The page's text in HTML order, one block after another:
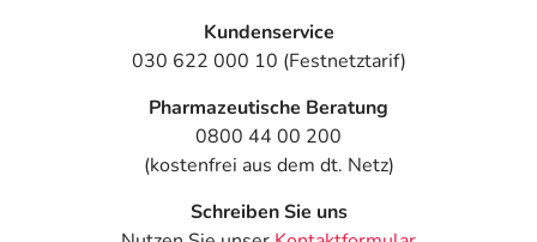
Kundenservice
030 622 000 10 (Festnetztarif)
Pharmazeutische Beratung
0800 44 00 200
(kostenfrei aus dem dt. Netz)
Schreiben Sie uns